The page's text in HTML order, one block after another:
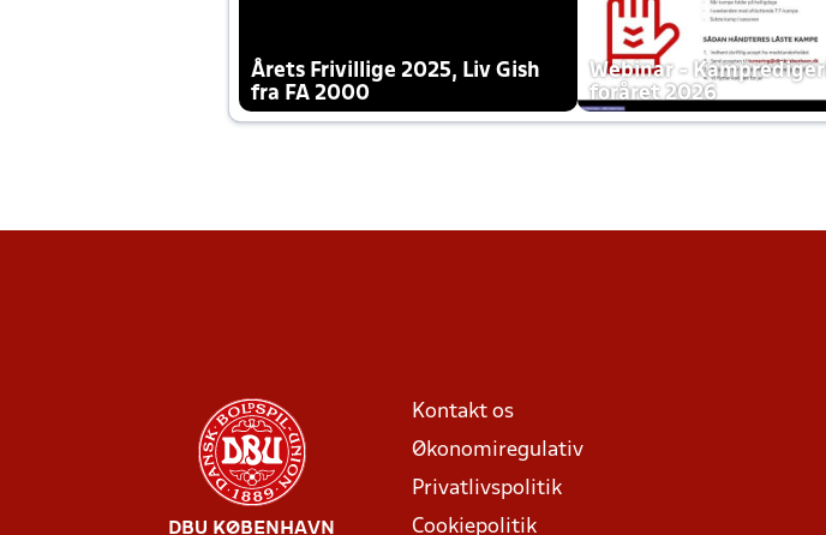
Årets Frivillige 2025, Liv Gish
fra FA 2000
Webinar -
foråret 2026
DBU KØBENHAVN
Kontakt os
Økonomiregulativ
Privatlivspolitik
Cookiepolitik